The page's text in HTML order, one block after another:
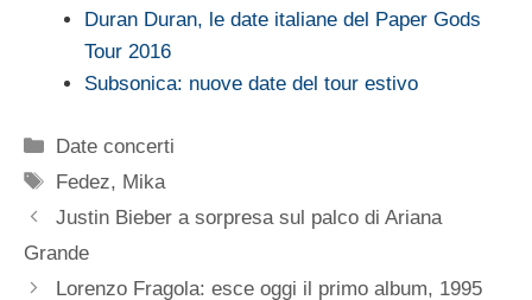
Duran Duran, le date italiane del Paper Gods
Tour 2016
Subsonica: nuove date del tour estivo
Categorie
Date concerti
Tag
Fedez, Mika
Justin Bieber a sorpresa sul palco di Ariana
Grande
Lorenzo Fragola: esce oggi il primo album, 1995